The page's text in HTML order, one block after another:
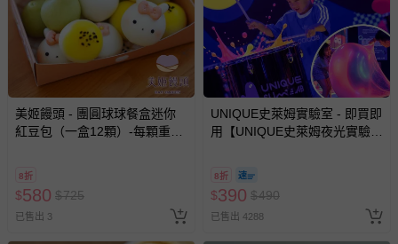
運送服務：目前提供的運送僅限台灣本島。如您位於離島地
區，可能會無法配送，或須依據商品需加收離島運費。廠商
亦保留出貨與否的權利。離島、偏遠地區、樓層親送等加價
費用，可能會另需加收。
商品實際的配達日期，可於訂單個人資料內的查詢訂單內，
已出貨通知之訊息為主。
情形，您可申請更換新品或退貨，請見：
若您對於會員帳號、商品訂購與資訊、購物流程、付款方
式、折價券與購物金的使用、退貨及商品運送方式等有疑
美姬饅頭 - 團圓球球餐盒迷你
紅豆包（一盒12顆）-每顆重量
8折
$580 $725
已售出 3
UNIQUE史萊姆實驗室 - 即買即
用【UNIQUE史萊姆夜光實驗室
8/30 (電子票券，於展期現場憑
訂單編號兌換，逾期作廢) (大
人小孩均一價(3歲以上需購票))
8折
$390 $490
已售出 4288